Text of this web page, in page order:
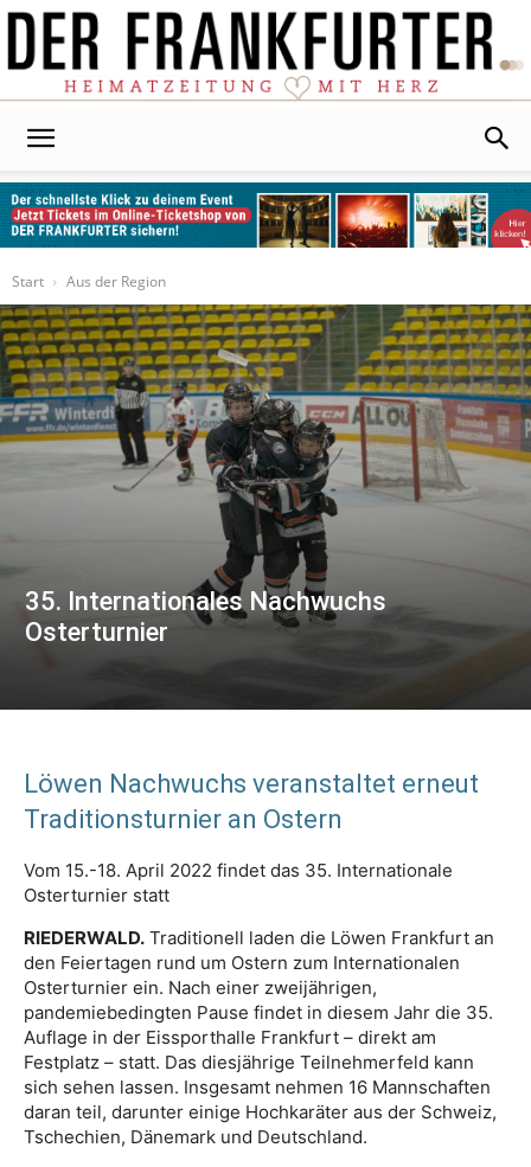
Start
Aus der Region
35. Internationales Nachwuchs
Osterturnier
Löwen Nachwuchs veranstaltet erneut
Traditionsturnier an Ostern
Vom 15.-18. April 2022 findet das 35. Internationale
Osterturnier statt
RIEDERWALD. Traditionell laden die Löwen Frankfurt an
den Feiertagen rund um Ostern zum Internationalen
Osterturnier ein. Nach einer zweijährigen,
pandemiebedingten Pause findet in diesem Jahr die 35.
Auflage in der Eissporthalle Frankfurt – direkt am
Festplatz – statt. Das diesjährige Teilnehmerfeld kann
sich sehen lassen. Insgesamt nehmen 16 Mannschaften
daran teil, darunter einige Hochkaräter aus der Schweiz,
Tschechien, Dänemark und Deutschland.